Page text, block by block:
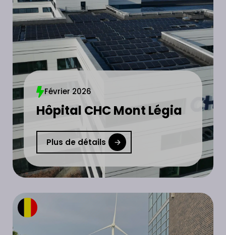
Février 2026
Hôpital CHC Mont Légia
Plus de détails